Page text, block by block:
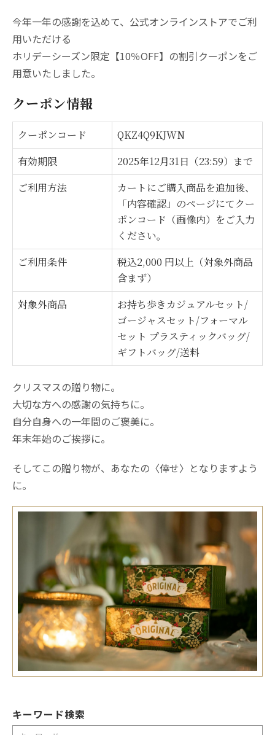
今年一年の感謝を込めて、公式オンラインストアでご利
用いただける
ホリデーシーズン限定【10％OFF】の割引クーポンをご
用意いたしました。
クーポン情報
クーポンコード
QKZ4Q9KJWN
有効期限
2025年12月31日（23:59）まで
ご利用方法
カートにご購入商品を追加後、
「内容確認」のページにてクー
ポンコード（画像内）をご入力
ください。
ご利用条件
税込2,000 円以上（対象外商品
含まず）
対象外商品
お持ち歩きカジュアルセット/
ゴージャスセット/フォーマル
セット プラスティックバッグ/
ギフトバッグ/送料
クリスマスの贈り物に。
大切な方への感謝の気持ちに。
自分自身への一年間のご褒美に。
年末年始のご挨拶に。
そしてこの贈り物が、あなたの〈倖せ〉となりますよう
に。
キーワード検索